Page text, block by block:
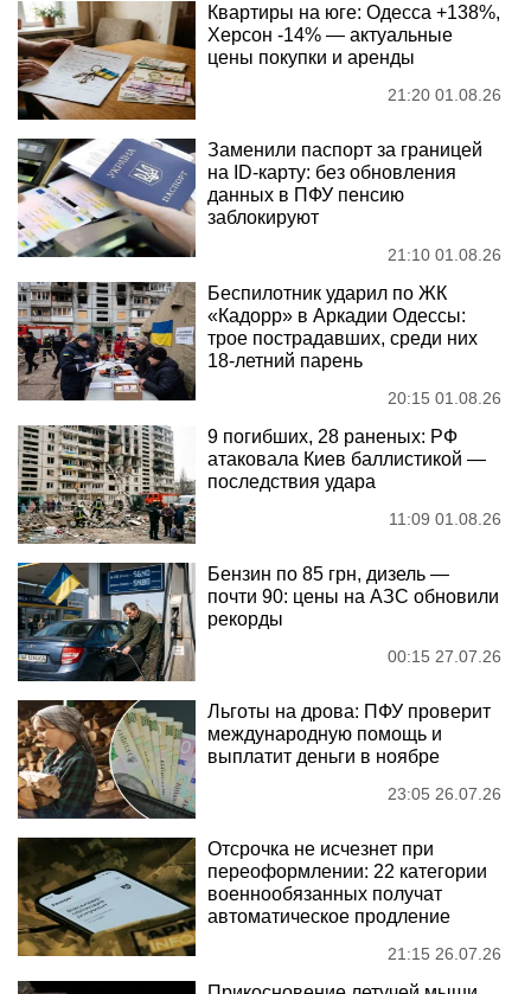
Квартиры на юге: Одесса +138%,
Херсон -14% — актуальные
цены покупки и аренды
21:20 01.08.26
Заменили паспорт за границей
на ID-карту: без обновления
данных в ПФУ пенсию
заблокируют
21:10 01.08.26
Беспилотник ударил по ЖК
«Кадорр» в Аркадии Одессы:
трое пострадавших, среди них
18-летний парень
20:15 01.08.26
9 погибших, 28 раненых: РФ
атаковала Киев баллистикой —
последствия удара
11:09 01.08.26
Бензин по 85 грн, дизель —
почти 90: цены на АЗС обновили
рекорды
00:15 27.07.26
Льготы на дрова: ПФУ проверит
международную помощь и
выплатит деньги в ноябре
23:05 26.07.26
Отсрочка не исчезнет при
переоформлении: 22 категории
военнообязанных получат
автоматическое продление
21:15 26.07.26